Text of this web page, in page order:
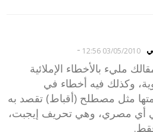
03/05/2010 12:56
-
مليء بالأخطاء الإملائية
وكذلك فيه أخطاء في
مثل مصطلح (أقباط) تقصد به
أي مصري، وهي تحريف إيجبت،